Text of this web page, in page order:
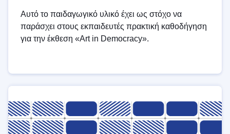
Αυτό το παιδαγωγικό υλικό έχει ως στόχο να
παράσχει στους εκπαιδευτές πρακτική καθοδήγηση
για την έκθεση «Art in Democracy».